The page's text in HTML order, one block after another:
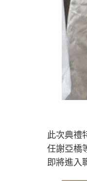
此次典禮
任謝亞橋
即將進入